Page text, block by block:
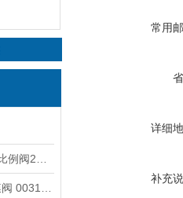
常用
详细
补充